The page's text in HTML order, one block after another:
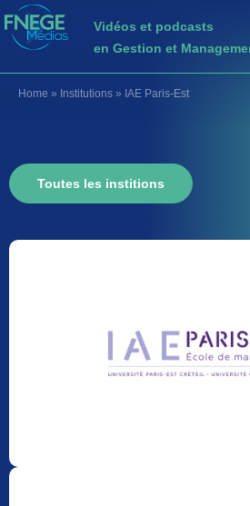
Vidéos et podcasts
en Gestion et
Home » Institutions » IAE Paris-Est
Toutes les institions